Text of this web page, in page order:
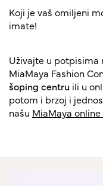
Koji je vaš omiljeni
imate!
Uživajte u potpisima
MiaMaya Fashion
šoping centru ili u
potom i brzoj i
našu MiaMaya